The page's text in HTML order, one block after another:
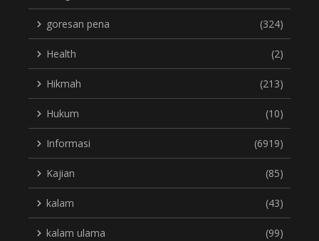
goresan pena (324)
Health (2)
Hikmah (213)
Hukum (10)
Informasi (6919)
Kajian (85)
kalam (43)
kalam ulama (99)